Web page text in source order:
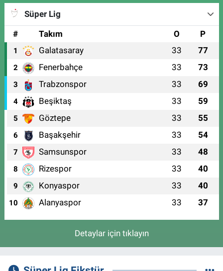
Süper Lig
#
Takım O P
1 Galatasaray 33 77
2 Fenerbahçe 33 73
3 Trabzonspor 33 69
4 Beşiktaş 33 59
5 Göztepe 33 55
6 Başakşehir 33 54
7 Samsunspor 33 48
8 Rizespor 33 40
9 Konyaspor 33 40
10 Alanyaspor 33 37
Detaylar için tıklayın